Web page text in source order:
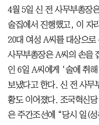
4월 5일 신 전 사무부총장
술집에서 진행했고, 이 자
20대 여성 A씨를 대상으
사무부총장은 A씨의 손을
인 6일 A씨에게 ‘술에 취
보냈다고 한다. 신 전 사무
황도 이어졌다. 조국혁신
은 주간조선에 “당시 일(